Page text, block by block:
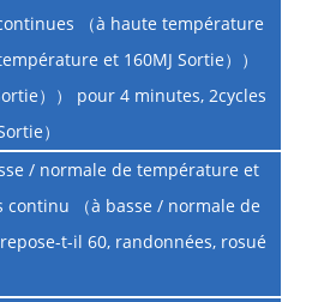
（à haute température
et 160MJ Sortie））
）） pour 4 minutes, 2cycles
）
/ normale de température et
continu （à basse / normale de
t-il 60, randonnées, rosué